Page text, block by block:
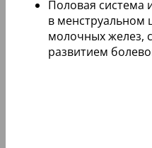
Половая система
в менструальном
молочных желез,
развитием